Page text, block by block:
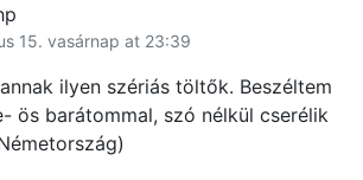
15. vasárnap at 23:39
ilyen szériás töltők. Beszéltem
ös barátommal, szó nélkül cserélik